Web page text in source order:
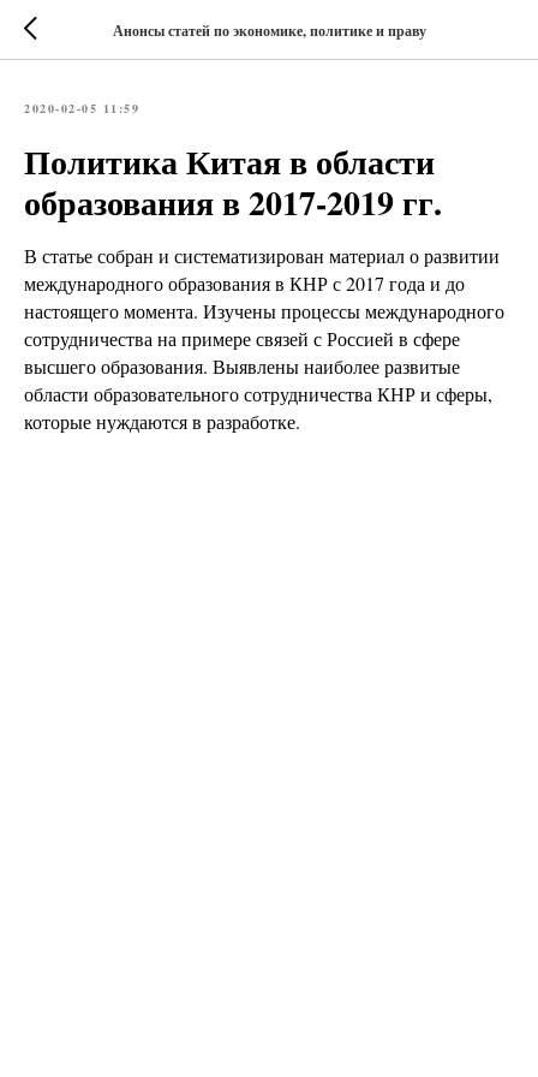
Анонсы статей по экономике, политике и праву
2020-02-05 11:59
Политика Китая в области
образования в 2017-2019 гг.
В статье собран и систематизирован материал о развитии
международного образования в КНР с 2017 года и до
настоящего момента. Изучены процессы международного
сотрудничества на примере связей с Россией в сфере
высшего образования. Выявлены наиболее развитые
области образовательного сотрудничества КНР и сферы,
которые нуждаются в разработке.